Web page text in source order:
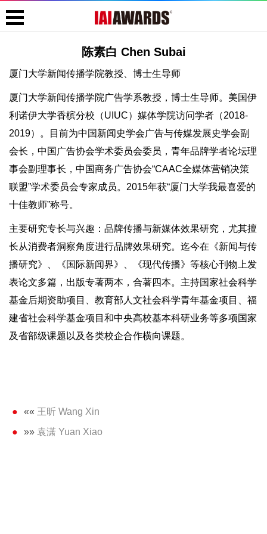
陈素白 Chen Subai
厦门大学新闻传播学院教授、博士生导师
厦门大学新闻传播学院广告学系教授，博士生导师。美国伊
利诺伊大学香槟分校（UIUC）媒体学院访问学者（2018-
2019）。目前为中国新闻史学会广告与传媒发展史学会副
会长，中国广告协会学术委员会委员，青年品牌学者论坛理
事会副理事长，中国商务广告协会“CAAC全媒体营销决策
联盟”学术委员会专家成员。2015年获“厦门大学我最喜爱的
十佳教师”称号。
主要研究专长与兴趣：品牌传播与新媒体效果研究，尤其擅
长从消费者洞察角度进行品牌效果研究。迄今在《新闻与传
播研究》、《国际新闻界》、《现代传播》等核心刊物上发
表论文多篇，出版专著两本，合著四本。主持国家社会科学
基金后期资助项目、教育部人文社会科学青年基金项目、福
建省社会科学基金项目和中央高校基本科研业务等多项国家
及省部级课题以及各类校企合作横向课题。
«« 王昕 Wang Xin
»» 袁潇 Yuan Xiao